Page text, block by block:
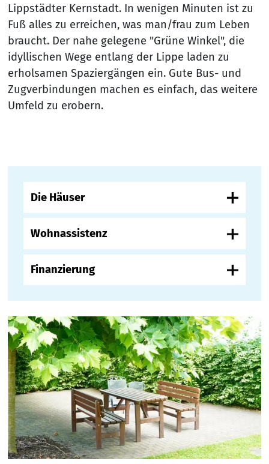
Lippstädter Kernstadt. In wenigen Minuten ist zu
Fuß alles zu erreichen, was man/frau zum Leben
braucht. Der nahe gelegene "Grüne Winkel", die
idyllischen Wege entlang der Lippe laden zu
erholsamen Spaziergängen ein. Gute Bus- und
Zugverbindungen machen es einfach, das weitere
Umfeld zu erobern.
Die Häuser
Wohnassistenz
Finanzierung